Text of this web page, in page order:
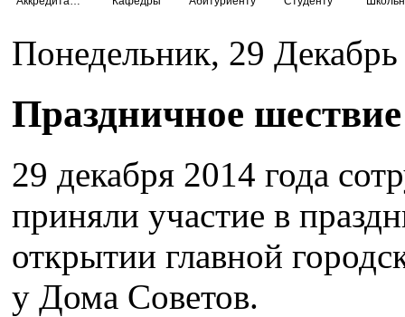
Понедельник, 29
Праздничное
29 декабря 2014 года
приняли участие в
открытии главной
у Дома Советов.